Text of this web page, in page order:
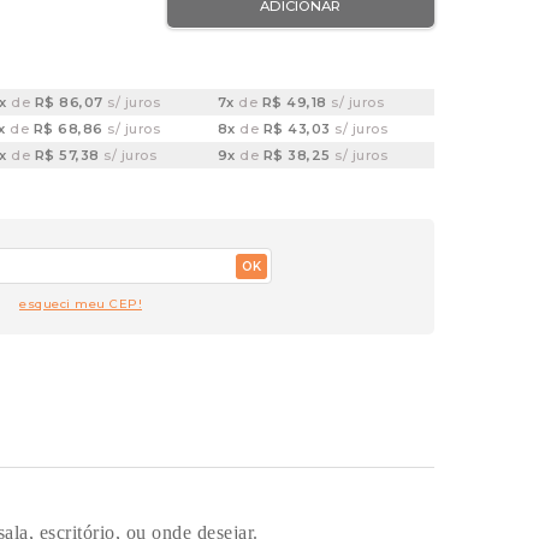
ADICIONAR
de R$ 86,07 s/ juros
de R$ 68,86 s/ juros
de R$ 57,38 s/ juros
7x de R$ 49,18 s/ juros
8x de R$ 43,03 s/ juros
9x de R$ 38,25 s/ juros
OK
esqueci meu CEP!
escritório, ou onde desejar.